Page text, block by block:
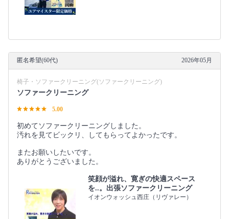
匿名希望(60代) 2026年05月
椅子・ソファークリーニング(ソファークリーニング)
ソファークリーニング
5.00
初めてソファークリーニングしました。
汚れを見てビックリ、してもらってよかったです。
またお願いしたいです。
ありがとうございました。
笑顔が溢れ、寛ぎの快適スペース
を..。出張ソファークリーニング
イオンウォッシュ西庄（リヴァレー）